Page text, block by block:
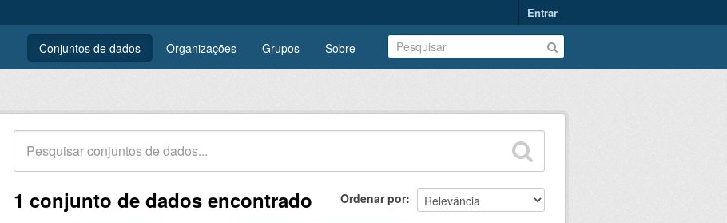
Entrar
Conjuntos de dados Organizações Grupos Sobre
Ordenar por
1 conjunto de dados encontrado